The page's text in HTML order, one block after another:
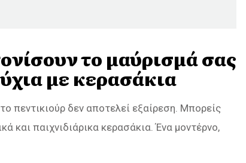
το μαύρισμά σας
με κερασάκια
πεντικιούρ δεν αποτελεί εξαίρεση. Μπορείς
και παιχνιδιάρικα κερασάκια. Ένα μοντέρνο,